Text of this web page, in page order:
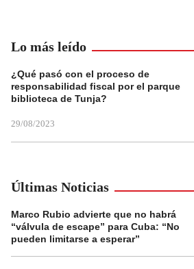
Lo más leído
¿Qué pasó con el proceso de
responsabilidad fiscal por el parque
biblioteca de Tunja?
29/08/2023
Últimas Noticias
Marco Rubio advierte que no habrá
“válvula de escape” para Cuba: “No
pueden limitarse a esperar”